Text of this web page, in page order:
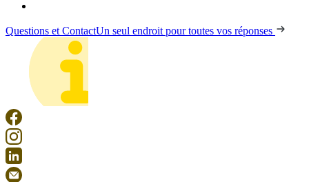
Questions et ContactUn seul endroit pour toutes vos réponses